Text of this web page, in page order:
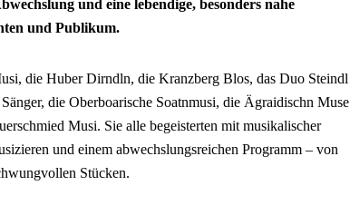
und eine lebendige, besonders nahe
und Publikum.
die Huber Dirndln, die Kranzberg Blos, das Duo Steindl
die Oberboarische Soatnmusi, die Ägraidischn Muse
Musi. Sie alle begeisterten mit musikalischer
und einem abwechslungsreichen Programm – von
Stücken.